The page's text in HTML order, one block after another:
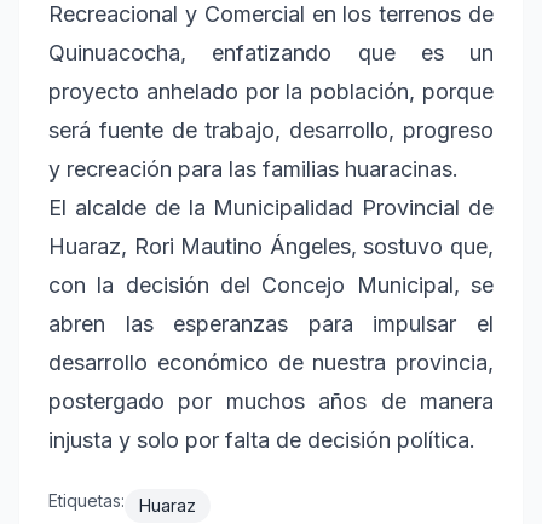
Recreacional y Comercial en los terrenos de
Quinuacocha, enfatizando que es un
proyecto anhelado por la población, porque
será fuente de trabajo, desarrollo, progreso
y recreación para las familias huaracinas.
El alcalde de la Municipalidad Provincial de
Huaraz, Rori Mautino Ángeles, sostuvo que,
con la decisión del Concejo Municipal, se
abren las esperanzas para impulsar el
desarrollo económico de nuestra provincia,
postergado por muchos años de manera
injusta y solo por falta de decisión política.
Etiquetas: Huaraz